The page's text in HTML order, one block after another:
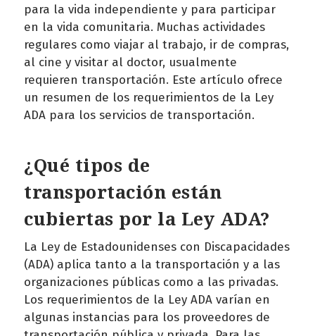
para la vida independiente y para participar
en la vida comunitaria. Muchas actividades
regulares como viajar al trabajo, ir de compras,
al cine y visitar al doctor, usualmente
requieren transportación. Este artículo ofrece
un resumen de los requerimientos de la Ley
ADA para los servicios de transportación.
¿Qué tipos de
transportación están
cubiertas por la Ley ADA?
La Ley de Estadounidenses con Discapacidades
(ADA) aplica tanto a la transportación y a las
organizaciones públicas como a las privadas.
Los requerimientos de la Ley ADA varían en
algunas instancias para los proveedores de